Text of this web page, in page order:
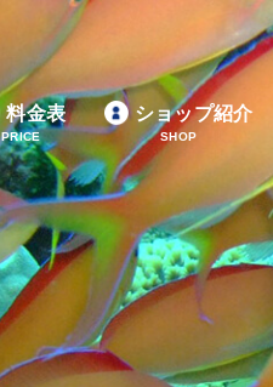
料金表
PRICE
ショップ紹介
SHOP